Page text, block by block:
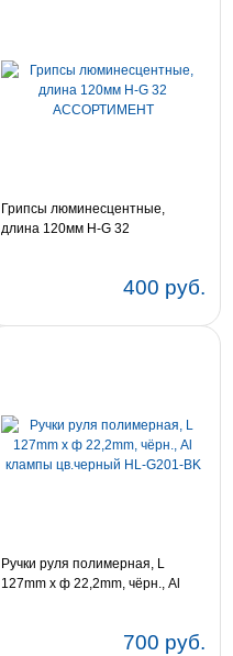
Грипсы люминесцентные,
длина 120мм H-G 32
400 руб.
Ручки руля полимерная, L
127mm x ф 22,2mm, чёрн., Al
700 руб.